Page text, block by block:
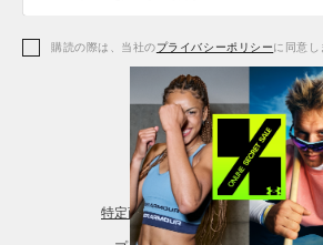
アクセサリー
レギンス＆タイツ
シューズ
購読の際は、当社のプライバシーポリシーに同意し
特定商取引法に基づく通販の表記